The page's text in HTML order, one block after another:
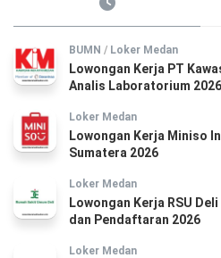
BUMN / Loker Medan
Lowongan Kerja PT
Analis Laboratorium 2026
Loker Medan
Lowongan Kerja Miniso
Sumatera 2026
Loker Medan
Lowongan Kerja RSU
dan Pendaftaran 2026
Loker Medan